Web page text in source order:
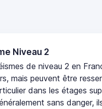
Niveau 2
de niveau 2 en
mais peuvent être
dans les étages
sans danger,